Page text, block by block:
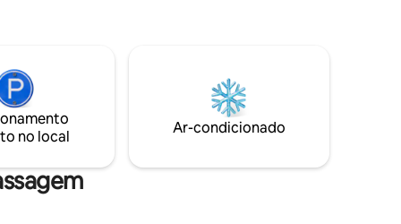
de
e
favor,
estar/comer ao ar livre coberta e uma
tranquila dá a você a verdadeira
sensação de uma escapadela. As fotos
ver!
no local
Ar-condicionado